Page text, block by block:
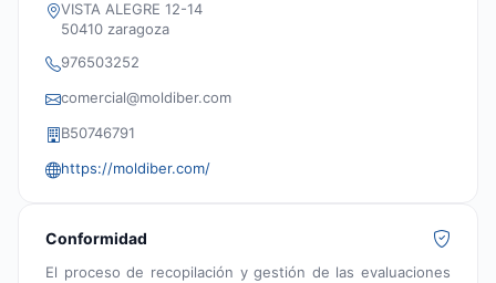
VISTA ALEGRE 12-14
50410 zaragoza
976503252
comercial@moldiber.com
B50746791
https://moldiber.com/
Conformidad
El proceso de recopilación y gestión de las evaluaciones